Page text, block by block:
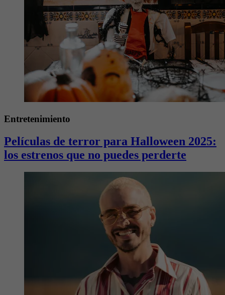
Entretenimiento
Películas de terror para Halloween 2025:
los estrenos que no puedes perderte